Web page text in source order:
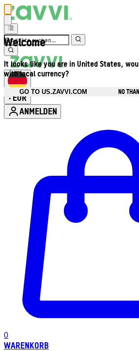
Welcome
It looks like you are in United States,
with local currency?
GO TO US.ZAVVI.COM
NO
• EUR
ANMELDEN
0
WARENKORB